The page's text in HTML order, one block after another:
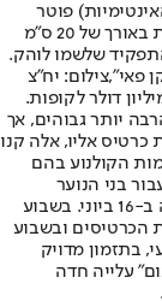
פוטר
לאחר ש"שכח" לעדכן את הפקת הסרט בצלקת ענקית באורך של 20 ס"מ
שלשמו לוהק.
פאי",צילום: יח"צ
הפתיחה שלו ב-9 ביולי, הסרט הכניס 18.7 מיליון דולר לקופות.
יותר גבוהים, אך
כרטיס אליו, אלה קנו
הקולנוע בהם
בני הנוער
המתפלחים היה "טרזן" שהקרנת הבכורה שלו הייתה ב-16 ביוני. בשבוע
חווה צניחה של 18.2% במכירות הכרטיסים ובשבוע
בשבוע הרביעי, בתזמון מדויק
עלייה חדה